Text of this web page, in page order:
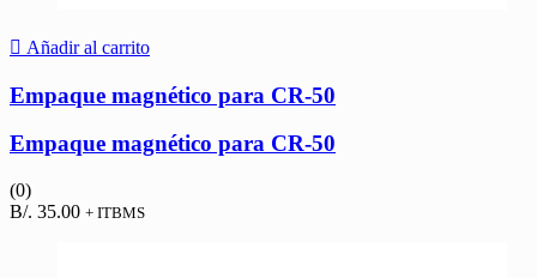
Añadir al carrito
Empaque magnético para CR-50
Empaque magnético para CR-50
(0)
B/. 35.00 + ITBMS